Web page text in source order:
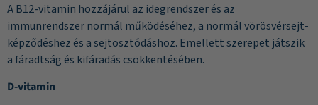
A B12-vitamin hozzájárul az idegrendszer és az
immunrendszer normál működéséhez, a normál vörösvérsejt-
képződéshez és a sejtosztódáshoz. Emellett szerepet játszik
a fáradtság és kifáradás csökkentésében.
D-vitamin